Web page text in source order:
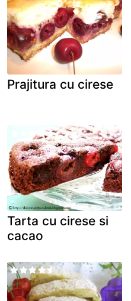
Prajitura cu cirese
Tarta cu cirese si
cacao